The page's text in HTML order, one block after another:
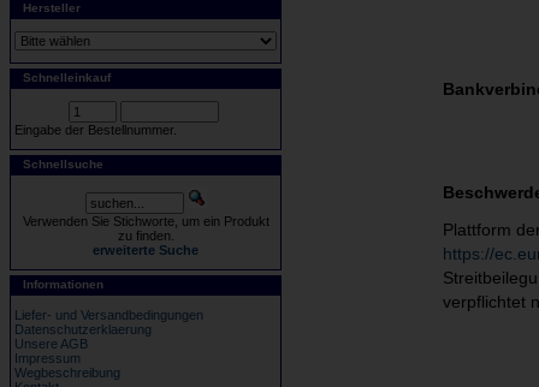
Hersteller
Schnelleinkauf
Eingabe der Bestellnummer.
Schnellsuche
Verwenden Sie Stichworte, um ein Produkt
zu finden.
erweiterte Suche
Informationen
Liefer- und Versandbedingungen
Datenschutzerklaerung
Unsere AGB
Impressum
Wegbeschreibung
Plattform
https://
verpflichtet